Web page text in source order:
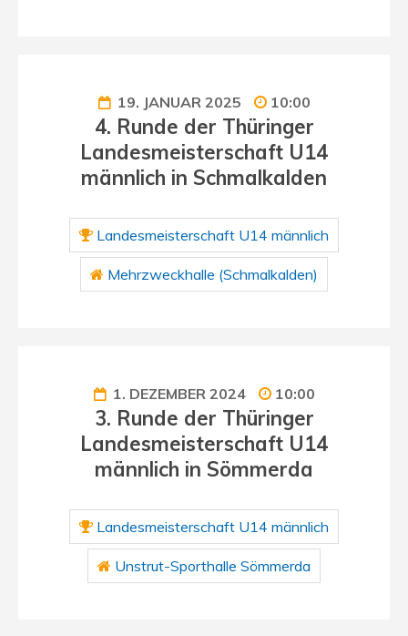
19. JANUAR 2025 10:00
4. Runde der Thüringer
Landesmeisterschaft U14
männlich in Schmalkalden
Landesmeisterschaft U14 männlich
Mehrzweckhalle (Schmalkalden)
1. DEZEMBER 2024 10:00
3. Runde der Thüringer
Landesmeisterschaft U14
männlich in Sömmerda
Landesmeisterschaft U14 männlich
Unstrut-Sporthalle Sömmerda